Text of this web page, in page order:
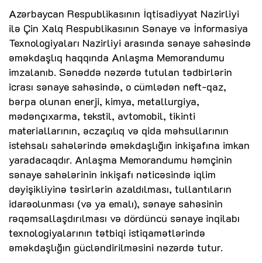
Azərbaycan Respublikasının İqtisadiyyat Nazirliyi
ilə Çin Xalq Respublikasının Sənaye və İnformasiya
Texnologiyaları Nazirliyi arasında sənaye sahəsində
əməkdaşlıq haqqında Anlaşma Memorandumu
imzalanıb. Sənəddə nəzərdə tutulan tədbirlərin
icrası sənaye sahəsində, o cümlədən neft-qaz,
bərpa olunan enerji, kimya, metallurgiya,
mədənçıxarma, tekstil, avtomobil, tikinti
materiallarının, əczaçılıq və qida məhsullarının
istehsalı sahələrində əməkdaşlığın inkişafına imkan
yaradacaqdır. Anlaşma Memorandumu həmçinin
sənaye sahələrinin inkişafı nəticəsində iqlim
dəyişikliyinə təsirlərin azaldılması, tullantıların
idarəolunması (və ya emalı), sənaye sahəsinin
rəqəmsallaşdırılması və dördüncü sənaye inqilabı
texnologiyalarının tətbiqi istiqamətlərində
əməkdaşlığın gücləndirilməsini nəzərdə tutur.